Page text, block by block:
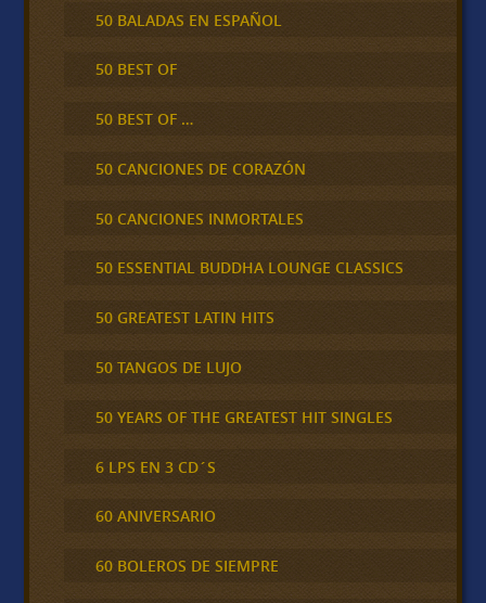
50 BALADAS EN ESPAÑOL
50 BEST OF
50 BEST OF …
50 CANCIONES DE CORAZÓN
50 CANCIONES INMORTALES
50 ESSENTIAL BUDDHA LOUNGE CLASSICS
50 GREATEST LATIN HITS
50 TANGOS DE LUJO
50 YEARS OF THE GREATEST HIT SINGLES
6 LPS EN 3 CD´S
60 ANIVERSARIO
60 BOLEROS DE SIEMPRE